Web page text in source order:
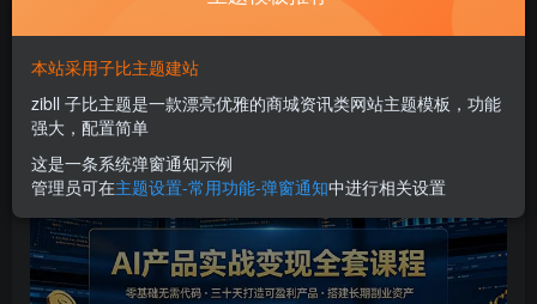
本站采用子比主题建站
zibll 子比主题是一款漂亮优雅的商城资讯类网站主题模板，功能
强大，配置简单
这是一条系统弹窗通知示例
管理员可在主题设置-常用功能-弹窗通知中进行相关设置